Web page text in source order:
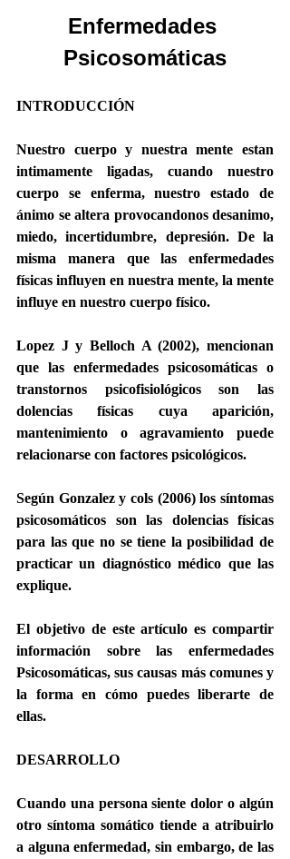
Enfermedades
Psicosomáticas
INTRODUCCIÓN
Nuestro cuerpo y nuestra mente estan
intimamente ligadas, cuando nuestro
cuerpo se enferma, nuestro estado de
ánimo se altera provocandonos desanimo,
miedo, incertidumbre, depresión. De la
misma manera que las enfermedades
físicas influyen en nuestra mente, la mente
influye en nuestro cuerpo físico.
Lopez J y Belloch A (2002), mencionan
que las enfermedades psicosomáticas o
transtornos psicofisiológicos son las
dolencias físicas cuya aparición,
mantenimiento o agravamiento puede
relacionarse con factores psicológicos.
Según Gonzalez y cols (2006) los síntomas
psicosomáticos son las dolencias físicas
para las que no se tiene la posibilidad de
practicar un diagnóstico médico que las
explique.
El objetivo de este artículo es compartir
información sobre las enfermedades
Psicosomáticas, sus causas más comunes y
la forma en cómo puedes liberarte de
ellas.
DESARROLLO
Cuando una persona siente dolor o algún
otro síntoma somático tiende a atribuirlo
a alguna enfermedad, sin embargo, de las